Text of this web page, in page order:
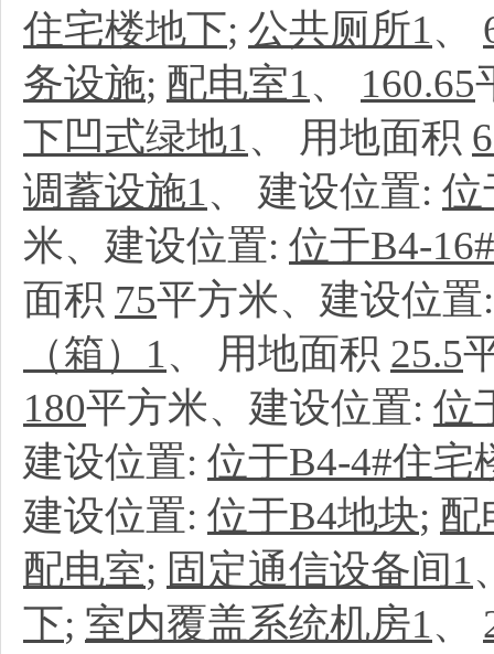
住宅楼地下; 公共厕所1、
务设施; 配电室1、 160.65
下凹式绿地1、 用地面积
调蓄设施1、 建设位置: 位
米、建设位置: 位于B4-
面积 75平方米、建设位
（箱）1、 用地面积 25.5
180平方米、建设位置: 位
建设位置: 位于B4-4#住宅
建设位置: 位于B4地块; 配
配电室; 固定通信设备间1
下; 室内覆盖系统机房1、